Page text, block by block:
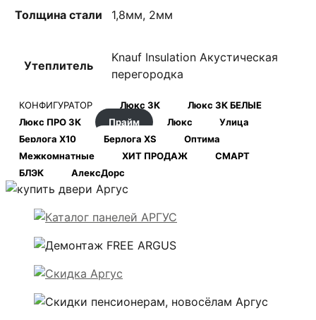
Толщина стали 1,8мм, 2мм
Утеплитель
Knauf Insulation Акустическая
перегородка
КОНФИГУРАТОР Люкс 3К
Люкс 3К БЕЛЫЕ
Люкс ПРО 3К
Прайм Люкс
Улица
Берлога Х10
Берлога XS
Оптима
Межкомнатные
ХИТ ПРОДАЖ
СМАРТ
БЛЭК
АлексДорс